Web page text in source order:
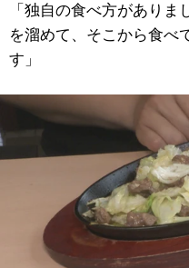
「独自の食べ方があり
を溜めて、そこから食べ
す」